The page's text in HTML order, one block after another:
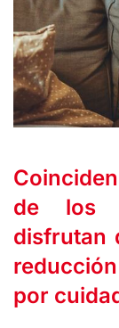
de los
disfrutan
por